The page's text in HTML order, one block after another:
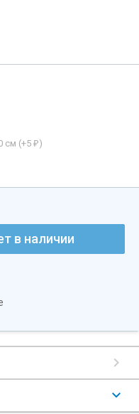
см (+5 ₽ )
в наличии